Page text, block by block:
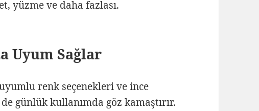
yüzme ve daha fazlası.
Uyum Sağlar
renk seçenekleri ve ince
günlük kullanımda göz kamaştırır.